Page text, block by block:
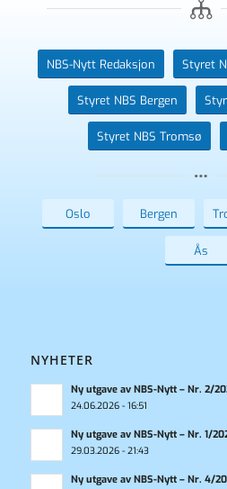
NBS-Nytt Redaksjon Styret
Styret NBS Bergen
Styret NBS Tromsø
Oslo Bergen
Ås
NYHETER
Ny utgave av NBS-Nytt – Nr. 2/
24.06.2026 - 16:51
Ny utgave av NBS-Nytt – Nr. 1/
29.03.2026 - 21:43
Ny utgave av NBS-Nytt – Nr. 4/